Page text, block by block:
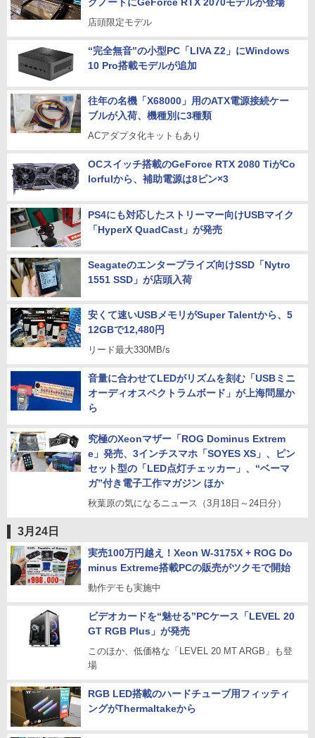
店頭限定モデル
“完全無音”の小型PC「LIVA Z2」にWindows
10 Pro搭載モデルが追加
往年の名機「X68000」用のATX電源接続ケー
ブルが入荷、機種別に3種類
ACアダプタ化キットもあり
OCスイッチ搭載のGeForce RTX 2080 TiがCo
lorfulから、補助電源は8ピン×3
PS4にも対応したストリーマー向けUSBマイク
「HyperX QuadCast」が発売
Seagateのエンタープライズ向けSSD「Nytro
1551 SSD」が店頭入荷
安くて速いUSBメモリがSuper Talentから、5
12GBで12,480円
リード最大330MB/s
音量に合わせてLEDがリズムを刻む「USBミニ
オーディオスペクトラムボード」が上海問屋か
ら
究極のXeonマザー「ROG Dominus Extrem
e」発売、3インチスマホ「SOYES XS」、ピン
セット型の「LED点灯チェッカー」、“ベーマ
ガ”付き電子工作マガジン ほか
秋葉原の気になるニュース（3月18日～24日分）
3月24日
実売100万円越え！Xeon W-3175X + ROG Do
minus Extreme搭載PCの販売がツクモで開始
動作デモも実施中
ビデオカードを“魅せる”PCケース「LEVEL 20
GT RGB Plus」が発売
このほか、低価格な「LEVEL 20 MT ARGB」も登
場
RGB LED搭載のハードチューブ用フィッティ
ングがThermaltakeから